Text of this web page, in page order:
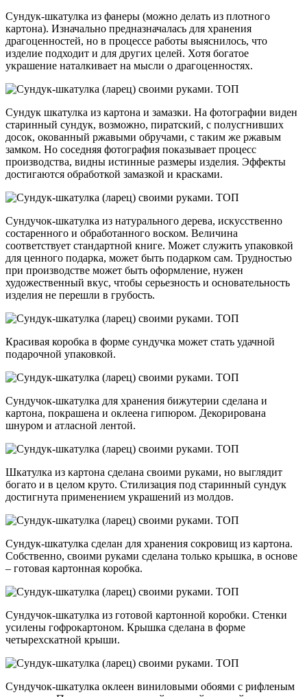
Сундук-шкатулка из фанеры (можно делать из плотного
картона). Изначально предназначалась для хранения
драгоценностей, но в процессе работы выяснилось, что
изделие подходит и для других целей. Хотя богатое
украшение наталкивает на мысли о драгоценностях.
Сундук шкатулка из картона и замазки. На фотографии виден
старинный сундук, возможно, пиратский, с полусгнивших
досок, окованный ржавыми обручами, с таким же ржавым
замком. Но соседняя фотография показывает процесс
производства, видны истинные размеры изделия. Эффекты
достигаются обработкой замазкой и красками.
Сундучок-шкатулка из натурального дерева, искусственно
состаренного и обработанного воском. Величина
соответствует стандартной книге. Может служить упаковкой
для ценного подарка, может быть подарком сам. Трудностью
при производстве может быть оформление, нужен
художественный вкус, чтобы серьезность и основательность
изделия не перешли в грубость.
Красивая коробка в форме сундучка может стать удачной
подарочной упаковкой.
Сундучок-шкатулка для хранения бижутерии сделана и
картона, покрашена и оклеена гипюром. Декорирована
шнуром и атласной лентой.
Шкатулка из картона сделана своими руками, но выглядит
богато и в целом круто. Стилизация под старинный сундук
достигнута применением украшений из молдов.
Сундук-шкатулка сделан для хранения сокровищ из картона.
Собственно, своими руками сделана только крышка, в основе
– готовая картонная коробка.
Сундучок-шкатулка из готовой картонной коробки. Стенки
усилены гофрокартоном. Крышка сделана в форме
четырехскатной крыши.
Сундучок-шкатулка оклеен виниловыми обоями с рифленым